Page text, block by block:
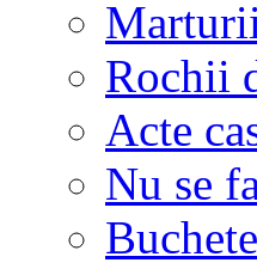
Rochii
Acte
Nu se